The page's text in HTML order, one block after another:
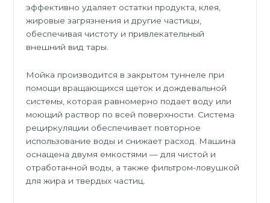
эффективно удаляет остатки продукта, клея,
жировые загрязнения и другие частицы,
обеспечивая чистоту и привлекательный
внешний вид тары.
Мойка производится в закрытом туннеле при
помощи вращающихся щеток и дождевальной
системы, которая равномерно подает воду или
моющий раствор по всей поверхности. Система
рециркуляции обеспечивает повторное
использование воды и снижает расход. Машина
оснащена двумя емкостями — для чистой и
отработанной воды, а также фильтром-ловушкой
для жира и твердых частиц.